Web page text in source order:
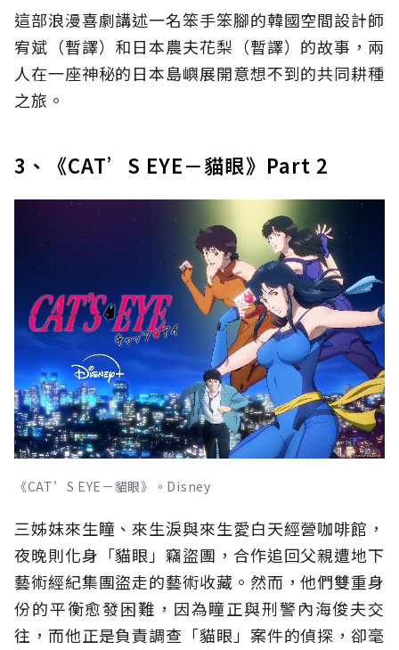
這部浪漫喜劇講述一名笨手笨腳的韓國空間設計師
宥斌（暫譯）和日本農夫花梨（暫譯）的故事，兩
人在一座神秘的日本島嶼展開意想不到的共同耕種
之旅。
3、《CAT’S EYE－貓眼》Part 2
《CAT’S EYE－貓眼》。Disney
三姊妺來生瞳、來生淚與來生愛白天經營咖啡館，
夜晚則化身「貓眼」竊盜團，合作追回父親遭地下
藝術經紀集團盜走的藝術收藏。然而，他們雙重身
份的平衡愈發困難，因為瞳正與刑警內海俊夫交
往，而他正是負責調查「貓眼」案件的偵探，卻毫